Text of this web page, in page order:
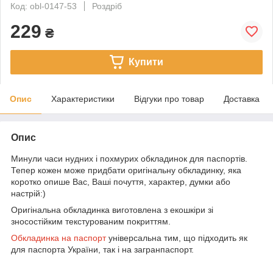
Код: obl-0147-53
Роздріб
229 ₴
Купити
Опис Характеристики Відгуки про товар Доставка
Опис
Минули часи нудних і похмурих обкладинок для паспортів.
Тепер кожен може придбати оригінальну обкладинку, яка
коротко опише Вас, Ваші почуття, характер, думки або
настрій:)
Оригінальна обкладинка виготовлена з екошкіри зі
зносостійким текстурованим покриттям.
Обкладинка на паспортуніверсальна тим, що підходить як
для паспорта України, так і на загранпаспорт.